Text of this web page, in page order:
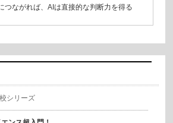
つながれば、AIは直接的な判断力を得る
シリーズ